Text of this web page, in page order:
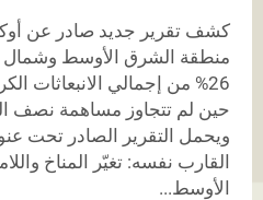
منطقة الشرق الأوسط وشمال
ويحمل التقرير الصادر تحت
القارب نفسه: تغيّر المناخ
الأوسط...